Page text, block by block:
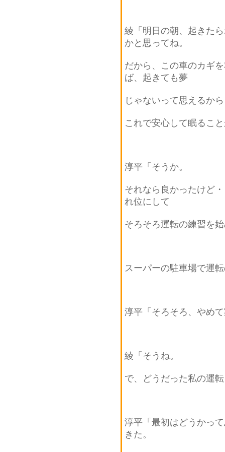
綾「明日の朝、起きた
かと思ってね。
だから、この車のカギ
ば、起きても夢
じゃないって思えるか
これで安心して眠るこ
淳平「そうか。
それなら良かったけど
れ位にして
そろそろ運転の練習を
スーパーの駐車場で運
淳平「そろそろ、やめ
綾「そうね。
で、どうだった私の運
淳平「最初はどうかっ
きた。